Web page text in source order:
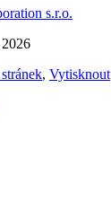
s.r.o.
, Vytisknout